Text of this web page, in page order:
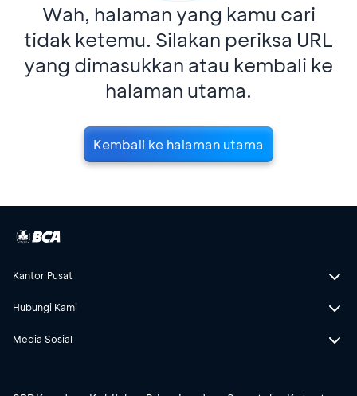
Wah, halaman yang kamu cari
tidak ketemu. Silakan periksa URL
yang dimasukkan atau kembali ke
halaman utama.
Kembali ke halaman utama
Kantor Pusat
Hubungi Kami
Media Sosial